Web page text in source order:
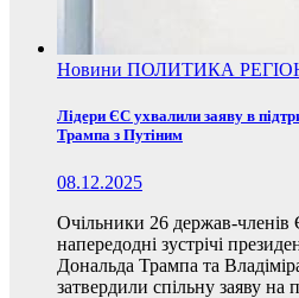
Новини ПОЛИТИКА
Лідери ЄС ухвалили заяву в
Трампа з Путіним
08.12.2025
Очільники 26 держав-
напередодні зустрічі
Дональда Трампа та
затвердили спільну заяву на